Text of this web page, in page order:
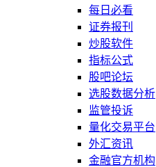
每日必看
证券报刊
炒股软件
指标公式
股吧论坛
选股数据分析
监管投诉
量化交易平台
外汇资讯
金融官方机构